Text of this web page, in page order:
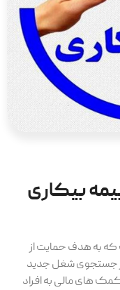
بیکاری
که به هدف حمایت از
جستجوی شغل جدید
‌های مالی به افراد